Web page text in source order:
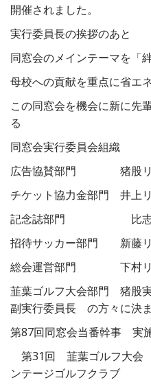
開催されました。
実行委員長の挨拶のあと
同窓会のメインテーマを「
母校への貢献を重点に省エ
この同窓会を機会に新に先
る
同窓会実行委員会組織
広告協賛部門 猪股リ
チケット協力金部門 井上
記念誌部門 比志リ
招待サッカー部門 新藤
総会運営部門 下村リ
韮葉ゴルフ大会部門 猪股
副実行委員長 の方々に決ま
第87回同窓会当番幹事 実施
第31回 韮葉ゴルフ大会
ンテージゴルフクラブ